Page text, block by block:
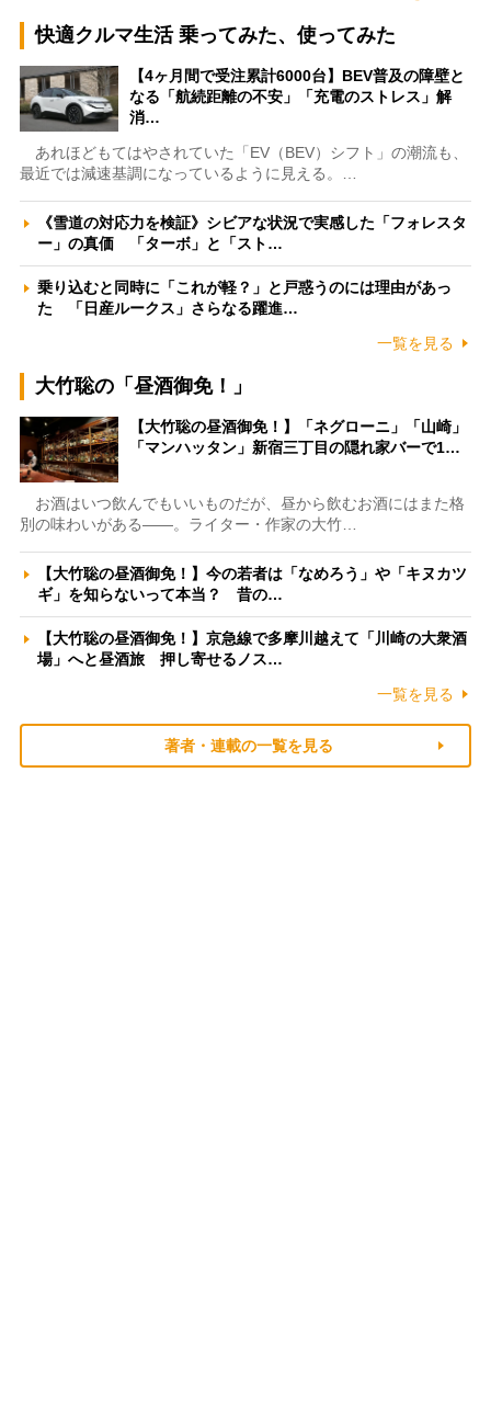
快適クルマ生活 乗ってみた、使ってみた
【4ヶ月間で受注累計6000台】BEV普及の障壁と
なる「航続距離の不安」「充電のストレス」解
消…
あれほどもてはやされていた「EV（BEV）シフト」の潮流も、
最近では減速基調になっているように見える。…
《雪道の対応力を検証》シビアな状況で実感した「フォレスタ
ー」の真価 「ターボ」と「スト…
乗り込むと同時に「これが軽？」と戸惑うのには理由があっ
た 「日産ルークス」さらなる躍進…
一覧を見る
大竹聡の「昼酒御免！」
【大竹聡の昼酒御免！】「ネグローニ」「山崎」
「マンハッタン」新宿三丁目の隠れ家バーで1…
お酒はいつ飲んでもいいものだが、昼から飲むお酒にはまた格
別の味わいがある――。ライター・作家の大竹…
【大竹聡の昼酒御免！】今の若者は「なめろう」や「キヌカツ
ギ」を知らないって本当？ 昔の…
【大竹聡の昼酒御免！】京急線で多摩川越えて「川崎の大衆酒
場」へと昼酒旅 押し寄せるノス…
一覧を見る
著者・連載の一覧を見る